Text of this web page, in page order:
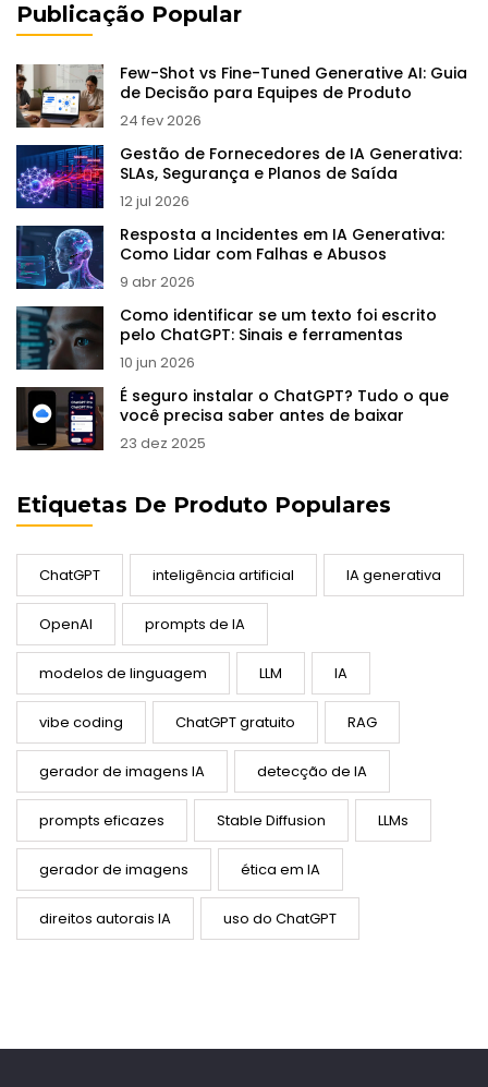
Publicação Popular
Few-Shot vs Fine-Tuned Generative AI: Guia
de Decisão para Equipes de Produto
24 fev 2026
Gestão de Fornecedores de IA Generativa:
SLAs, Segurança e Planos de Saída
12 jul 2026
Resposta a Incidentes em IA Generativa:
Como Lidar com Falhas e Abusos
9 abr 2026
Como identificar se um texto foi escrito
pelo ChatGPT: Sinais e ferramentas
10 jun 2026
É seguro instalar o ChatGPT? Tudo o que
você precisa saber antes de baixar
23 dez 2025
Etiquetas De Produto Populares
ChatGPT inteligência artificial IA generativa
OpenAI prompts de IA
modelos de linguagem LLM IA
vibe coding ChatGPT gratuito RAG
gerador de imagens IA detecção de IA
prompts eficazes Stable Diffusion LLMs
gerador de imagens ética em IA
direitos autorais IA uso do ChatGPT